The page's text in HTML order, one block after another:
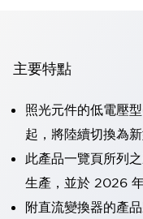
主要特點
照光元件的低電壓
起，將陸續切換為
此產品一覽頁所列
生產，並於 2026
附直流變換器的產